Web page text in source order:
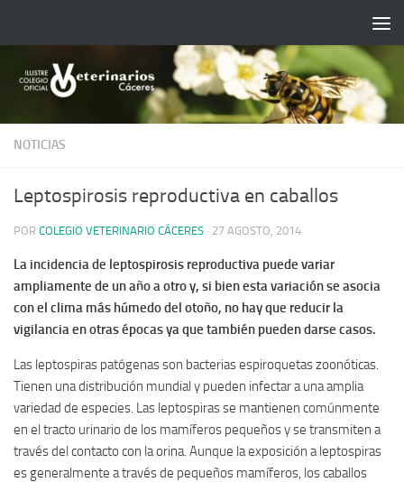
NOTICIAS
Leptospirosis reproductiva en caballos
POR COLEGIO VETERINARIO CÁCERES · 27 AGOSTO, 2014
La incidencia de leptospirosis reproductiva puede variar
ampliamente de un año a otro y, si bien esta variación se asocia
con el clima más húmedo del otoño, no hay que reducir la
vigilancia en otras épocas ya que también pueden darse casos.
Las leptospiras patógenas son bacterias espiroquetas zoonóticas.
Tienen una distribución mundial y pueden infectar a una amplia
variedad de especies. Las leptospiras se mantienen comúnmente
en el tracto urinario de los mamíferos pequeños y se transmiten a
través del contacto con la orina. Aunque la exposición a leptospiras
es generalmente a través de pequeños mamíferos, los caballos